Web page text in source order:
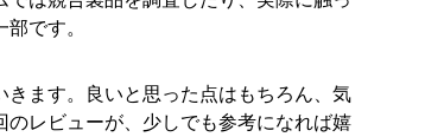
です。
ます。良いと思った点はもちろん、気
レビューが、少しでも参考になれば嬉